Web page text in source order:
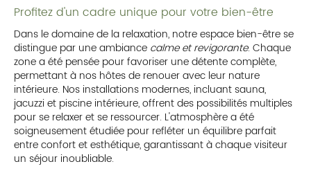
Profitez d'un cadre unique pour votre bien-être
Dans le domaine de la relaxation, notre espace bien-être se
distingue par une ambiance calme et revigorante. Chaque
zone a été pensée pour favoriser une détente complète,
permettant à nos hôtes de renouer avec leur nature
intérieure. Nos installations modernes, incluant sauna,
jacuzzi et piscine intérieure, offrent des possibilités multiples
pour se relaxer et se ressourcer. L'atmosphère a été
soigneusement étudiée pour refléter un équilibre parfait
entre confort et esthétique, garantissant à chaque visiteur
un séjour inoubliable.